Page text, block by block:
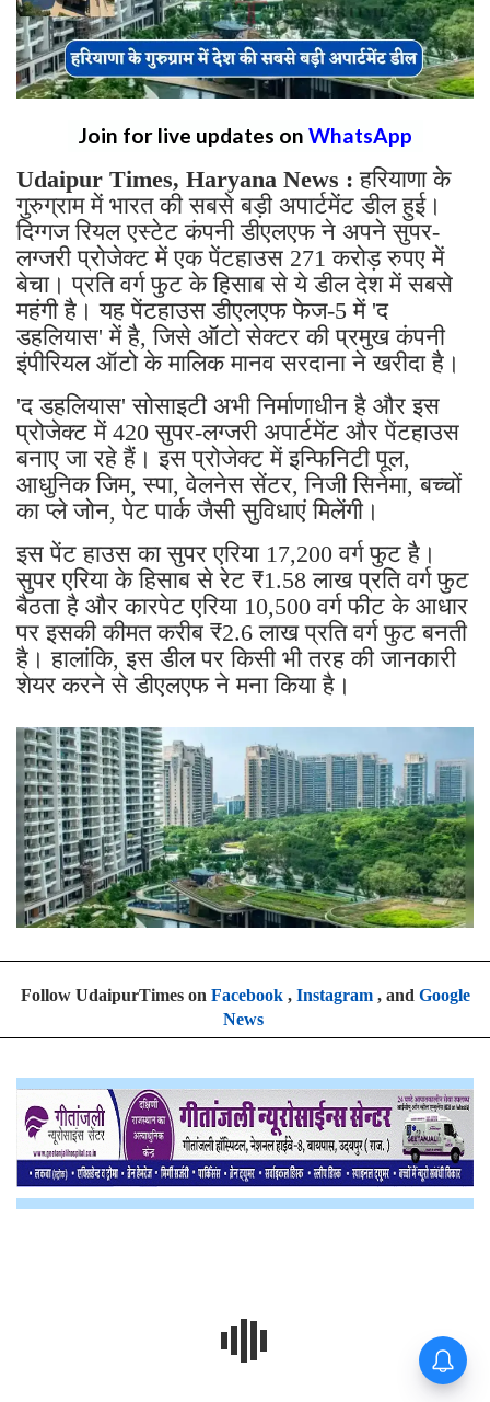
Join for live updates on WhatsApp
Udaipur Times, Haryana News :हरियाणा के
गुरुग्राम में भारत की सबसे बड़ी अपार्टमेंट डील हुई।
दिग्गज रियल एस्टेट कंपनी डीएलएफ ने अपने सुपर-
लग्जरी प्रोजेक्ट में एक पेंटहाउस 271 करोड़ रुपए में
बेचा। प्रति वर्ग फुट के हिसाब से ये डील देश में सबसे
महंगी है। यह पेंटहाउस डीएलएफ फेज-5 में 'द
डहलियास' में है, जिसे ऑटो सेक्टर की प्रमुख कंपनी
इंपीरियल ऑटो के मालिक मानव सरदाना ने खरीदा है।
'द डहलियास' सोसाइटी अभी निर्माणाधीन है और इस
प्रोजेक्ट में 420 सुपर-लग्जरी अपार्टमेंट और पेंटहाउस
बनाए जा रहे हैं। इस प्रोजेक्ट में इन्फिनिटी पूल,
आधुनिक जिम, स्पा, वेलनेस सेंटर, निजी सिनेमा, बच्चों
का प्ले जोन, पेट पार्क जैसी सुविधाएं मिलेंगी।
इस पेंट हाउस का सुपर एरिया 17,200 वर्ग फुट है।
सुपर एरिया के हिसाब से रेट ₹1.58 लाख प्रति वर्ग फुट
बैठता है और कारपेट एरिया 10,500 वर्ग फीट के आधार
पर इसकी कीमत करीब ₹2.6 लाख प्रति वर्ग फुट बनती
है। हालांकि, इस डील पर किसी भी तरह की जानकारी
शेयर करने से डीएलएफ ने मना किया है।
Follow UdaipurTimes on Facebook, Instagram, and Google
News